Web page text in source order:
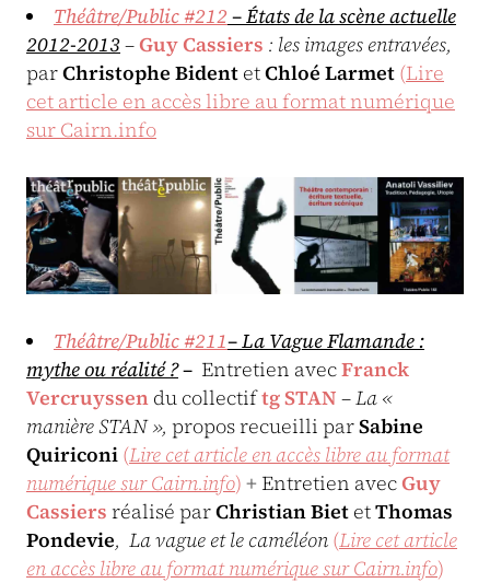
Théâtre/Public #212 – États de la scène actuelle
2012-2013–Guy Cassiers : les images entravées,
parChristophe Bident etChloé Larmet (Lire
cet article en accès libre au format numérique
sur Cairn.info
Théâtre/Public #211– La Vague Flamande :
mythe ou réalité ?– Entretien avecFranck
Vercruyssen du collectiftg STAN –La «
manière STAN », propos recueilli parSabine
Quiriconi (Lire cet article en accès libre au format
numérique sur Cairn.info) + Entretien avecGuy
Cassiers réalisé parChristian Biet etThomas
Pondevie, La vague et le caméléon (Lire cet article
en accès libre au format numérique sur Cairn.info)